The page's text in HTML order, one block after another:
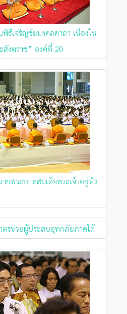
ธีเจริญชัยมงคลคาถา เนื่องใน
งฆราช” องค์ที่ 20
ยพระบาทสมเด็จพระเจ้าอยู่หัว
ตรช่วยผู้ประสบอุทกภัยภาคใต้